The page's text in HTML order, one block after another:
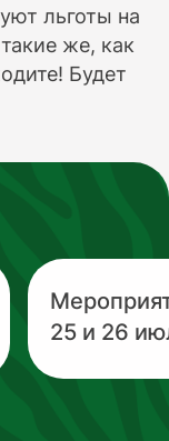
льготы на
же, как
Будет
25 и 26